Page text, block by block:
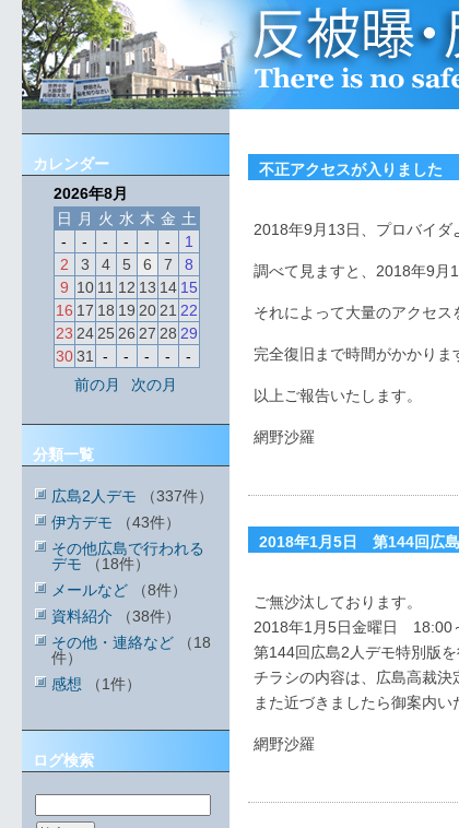
カレンダー
2026年8月
日
月 火 水 木 金 土
-
- - - - -
1
2
3 4 5 6 7
8
9 10 11 12 13 14 15
16 17 18 19 20 21 22
23 24 25 26 27 28 29
30 31 - - - - -
前の月 次の月
分類一覧
広島2人デモ （337件）
伊方デモ （43件）
その他広島で行われる
デモ （18件）
メールなど （8件）
資料紹介 （38件）
その他・連絡など （18
件）
感想 （1件）
ログ検索
不正アクセスが入りました
2018年9月13日、プロバイダ
調べて見ますと、2018年9月
それによって大量のアクセス
完全復旧まで時間がかかりま
以上ご報告いたします。
網野沙羅
2018年1月5日 第144回広
ご無沙汰しております。
2018年1月5日金曜日 18:00
第144回広島2人デモ特別版を
チラシの内容は、広島高裁決
また近づきましたら御案内い
網野沙羅